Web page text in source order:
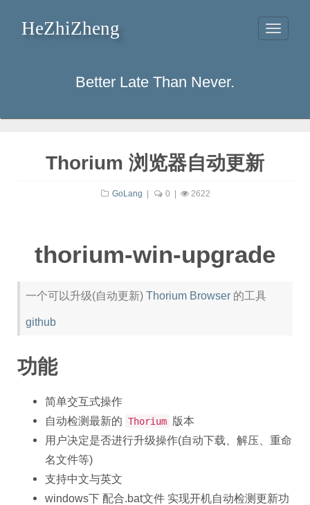
Toggle
HeZhiZheng
Better Late Than Never.
Thorium 浏览器自动更新
GoLang 0 | 2622
thorium-win-upgrade
一个可以升级(自动更新) Thorium Browser 的工具
github
功能
简单交互式操作
自动检测最新的 Thorium 版本
用户决定是否进行升级操作(自动下载、解压、重命
名文件等)
支持中文与英文
windows下 配合.bat文件 实现开机自动检测更新功